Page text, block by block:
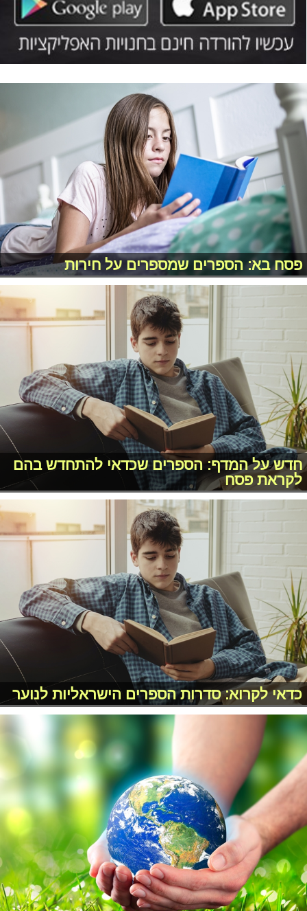
פסח בא: הספרים שמספרים על חירות
חדש על המדף: הספרים שכדאי להתחדש בהם
לקראת פסח
כדאי לקרוא: סדרות הספרים הישראליות לנוער